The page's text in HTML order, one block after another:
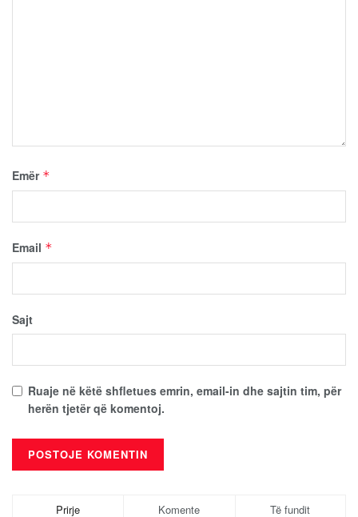
Emër *
Email *
Sajt
Ruaje në këtë shfletues emrin, email-in dhe sajtin tim, për
herën tjetër që komentoj.
Prirje Komente Të fundit